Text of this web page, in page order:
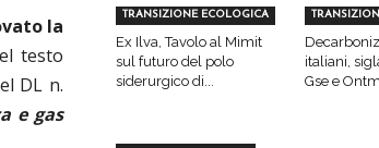
la
testo
DL n.
e gas
TRANSIZIONE ECOLOGICA
Ex Ilva, Tavolo al Mimit
sul futuro del polo
siderurgico di...
italiani,
Gse e Ontm